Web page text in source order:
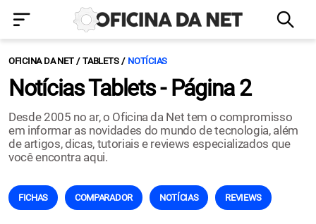
OFICINA DA NET TABLETS NOTÍCIAS
Notícias Tablets - Página 2
Desde 2005 no ar, o Oficina da Net tem o compromisso
em informar as novidades do mundo de tecnologia, além
de artigos, dicas, tutoriais e reviews especializados que
você encontra aqui.
FICHAS COMPARADOR NOTÍCIAS REVIEWS